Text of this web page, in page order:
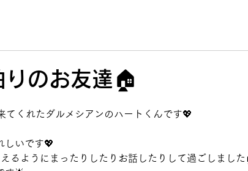
のお友達🏠
てくれたダルメシアンのハートくんです💖
しいです💖
るようにまったりしたりお話したりして過ごしました